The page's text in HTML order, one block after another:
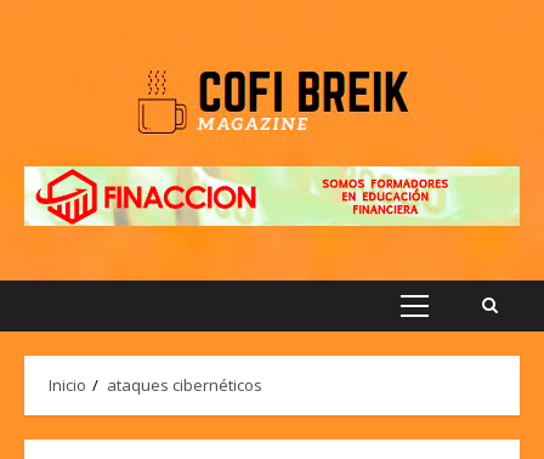
Menú
Inicio ataques cibernéticos